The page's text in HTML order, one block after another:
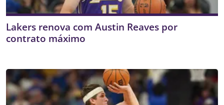
Lakers renova com Austin Reaves por
contrato máximo